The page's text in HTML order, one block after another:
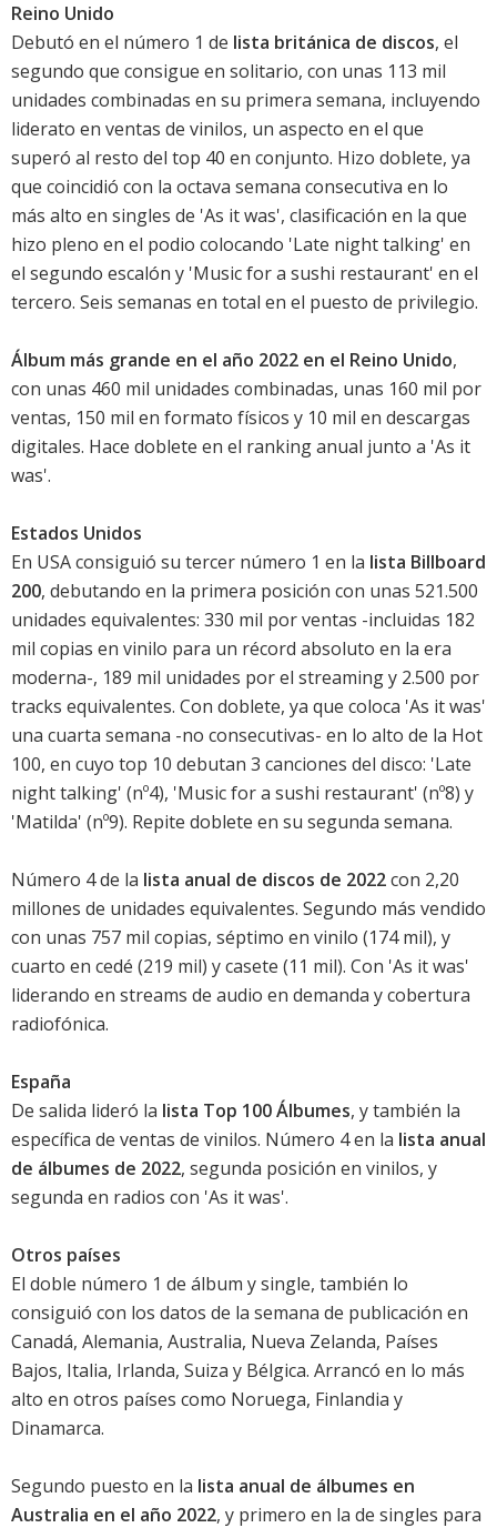
Reino Unido
Debutó en el número 1 de lista británica de discos, el
segundo que consigue en solitario, con unas 113 mil
unidades combinadas en su primera semana, incluyendo
liderato en ventas de vinilos, un aspecto en el que
superó al resto del top 40 en conjunto. Hizo doblete, ya
que coincidió con la octava semana consecutiva en lo
más alto en singles de 'As it was', clasificación en la que
hizo pleno en el podio colocando 'Late night talking' en
el segundo escalón y 'Music for a sushi restaurant' en el
tercero. Seis semanas en total en el puesto de privilegio.
Álbum más grande en el año 2022 en el Reino Unido,
con unas 460 mil unidades combinadas, unas 160 mil por
ventas, 150 mil en formato físicos y 10 mil en descargas
digitales. Hace doblete en el ranking anual junto a 'As it
was'.
Estados Unidos
En USA consiguió su tercer número 1 en la lista Billboard
200, debutando en la primera posición con unas 521.500
unidades equivalentes: 330 mil por ventas -incluidas 182
mil copias en vinilo para un récord absoluto en la era
moderna-, 189 mil unidades por el streaming y 2.500 por
tracks equivalentes. Con doblete, ya que coloca 'As it was'
una cuarta semana -no consecutivas- en lo alto de la Hot
100, en cuyo top 10 debutan 3 canciones del disco: 'Late
night talking' (nº4), 'Music for a sushi restaurant' (nº8) y
'Matilda' (nº9). Repite doblete en su segunda semana.
Número 4 de la lista anual de discos de 2022con 2,20
millones de unidades equivalentes. Segundo más vendido
con unas 757 mil copias, séptimo en vinilo (174 mil), y
cuarto en cedé (219 mil) y casete (11 mil). Con 'As it was'
liderando en streams de audio en demanda y cobertura
radiofónica.
España
De salida lideró la lista Top 100 Álbumes, y también la
específica de ventas de vinilos. Número 4 en la lista anual
de álbumes de 2022, segunda posición en vinilos, y
segunda en radios con 'As it was'.
Otros países
El doble número 1 de álbum y single, también lo
consiguió con los datos de la semana de publicación en
Canadá, Alemania, Australia, Nueva Zelanda, Países
Bajos, Italia, Irlanda, Suiza y Bélgica. Arrancó en lo más
alto en otros países como Noruega, Finlandia y
Dinamarca.
Segundo puesto en la lista anual de álbumes en
Australia en el año 2022, y primero en la de singles para